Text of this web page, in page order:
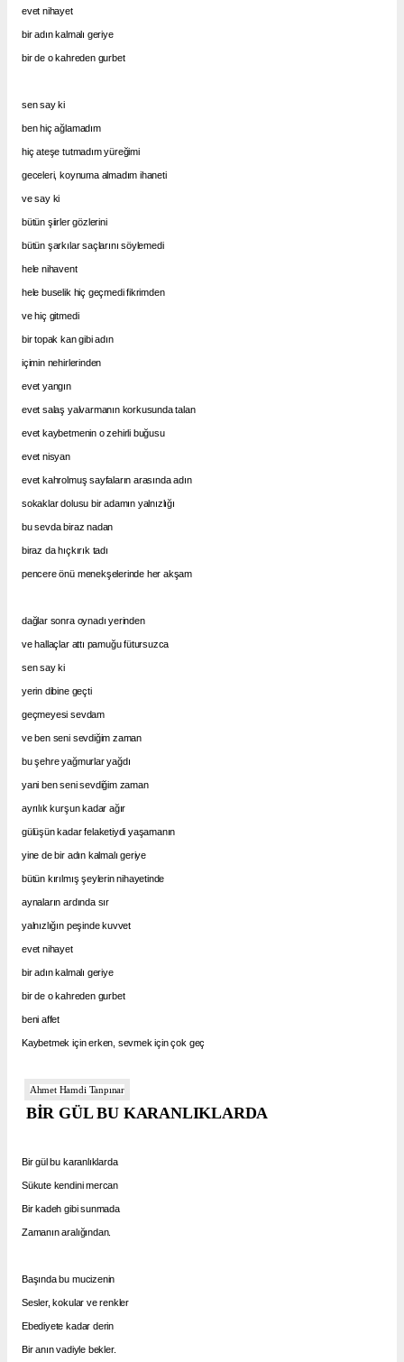
evet nihayet
bir adın kalmalı geriye
bir de o kahreden gurbet
sen say ki
ben hiç ağlamadım
hiç ateşe tutmadım yüreğimi
geceleri, koynuma almadım ihaneti
ve say ki
bütün şiirler gözlerini
bütün şarkılar saçlarını söylemedi
hele nihavent
hele buselik hiç geçmedi fikrimden
ve hiç gitmedi
bir topak kan gibi adın
içimin nehirlerinden
evet yangın
evet salaş yalvarmanın korkusunda talan
evet kaybetmenin o zehirli buğusu
evet nisyan
evet kahrolmuş sayfaların arasında adın
sokaklar dolusu bir adamın yalnızlığı
bu sevda biraz nadan
biraz da hıçkırık tadı
pencere önü menekşelerinde her akşam
dağlar sonra oynadı yerinden
ve hallaçlar attı pamuğu fütursuzca
sen say ki
yerin dibine geçti
geçmeyesi sevdam
ve ben seni sevdiğim zaman
bu şehre yağmurlar yağdı
yani ben seni sevdiğim zaman
ayrılık kurşun kadar ağır
gülüşün kadar felaketiydi yaşamanın
yine de bir adın kalmalı geriye
bütün kırılmış şeylerin nihayetinde
aynaların ardında sır
yalnızlığın peşinde kuvvet
evet nihayet
bir adın kalmalı geriye
bir de o kahreden gurbet
beni affet
Kaybetmek için erken, sevmek için çok geç
Ahmet Hamdi Tanpınar
BİR GÜL BU KARANLIKLARDA
Bir gül bu karanlıklarda
Sükute kendini mercan
Bir kadeh gibi sunmada
Zamanın aralığından.
Başında bu mucizenin
Sesler, kokular ve renkler
Ebediyete kadar derin
Bir anın vadiyle bekler.